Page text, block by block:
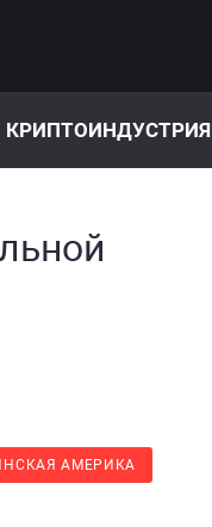
КРИПТОИНДУСТРИЯ
АМЕРИКА